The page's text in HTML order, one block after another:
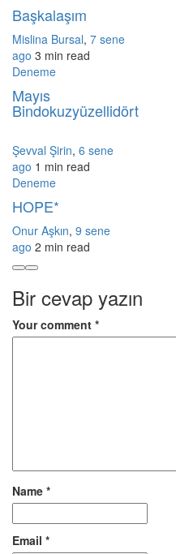
Başkalaşım
Mislina Bursal, 7 sene
ago 3 min read
Deneme
Mayıs
Bindokuzyüzellidört
Şevval Şirin, 6 sene
ago 1 min read
Deneme
HOPE*
Onur Aşkın, 9 sene
ago 2 min read
Bir cevap yazın
Your comment *
Name *
Email *